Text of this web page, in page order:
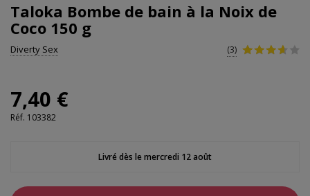
Taloka Bombe de bain à la Noix de
Coco 150 g
Diverty Sex (3)
7,40 €
Réf. 103382
Livré dès le mercredi 12 août